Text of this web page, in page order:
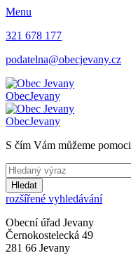
Menu
321 678 177
podatelna@obecjevany.cz
ObecJevany
ObecJevany
S čím Vám můžeme pomoci
Hledat
rozšířené vyhledávání
Obecní úřad Jevany
Černokostelecká 49
281 66 Jevany